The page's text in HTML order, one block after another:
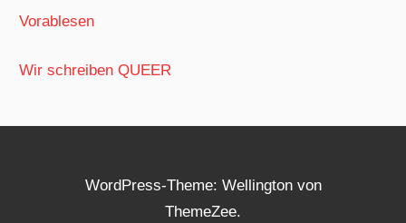
Vorablesen
Wir schreiben QUEER
WordPress-Theme: Wellington von
ThemeZee.